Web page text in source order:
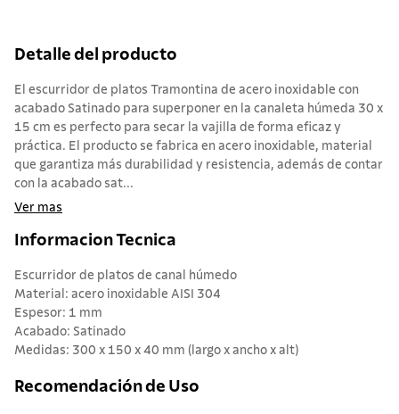
Detalle del producto
El escurridor de platos Tramontina de acero inoxidable con
acabado Satinado para superponer en la canaleta húmeda 30 x
15 cm es perfecto para secar la vajilla de forma eficaz y
práctica. El producto se fabrica en acero inoxidable, material
que garantiza más durabilidad y resistencia, además de contar
con la acabado sat...
Ver mas
Informacion Tecnica
Escurridor de platos de canal húmedo
Material: acero inoxidable AISI 304
Espesor: 1 mm
Acabado: Satinado
Medidas: 300 x 150 x 40 mm (largo x ancho x alt)
Recomendación de Uso